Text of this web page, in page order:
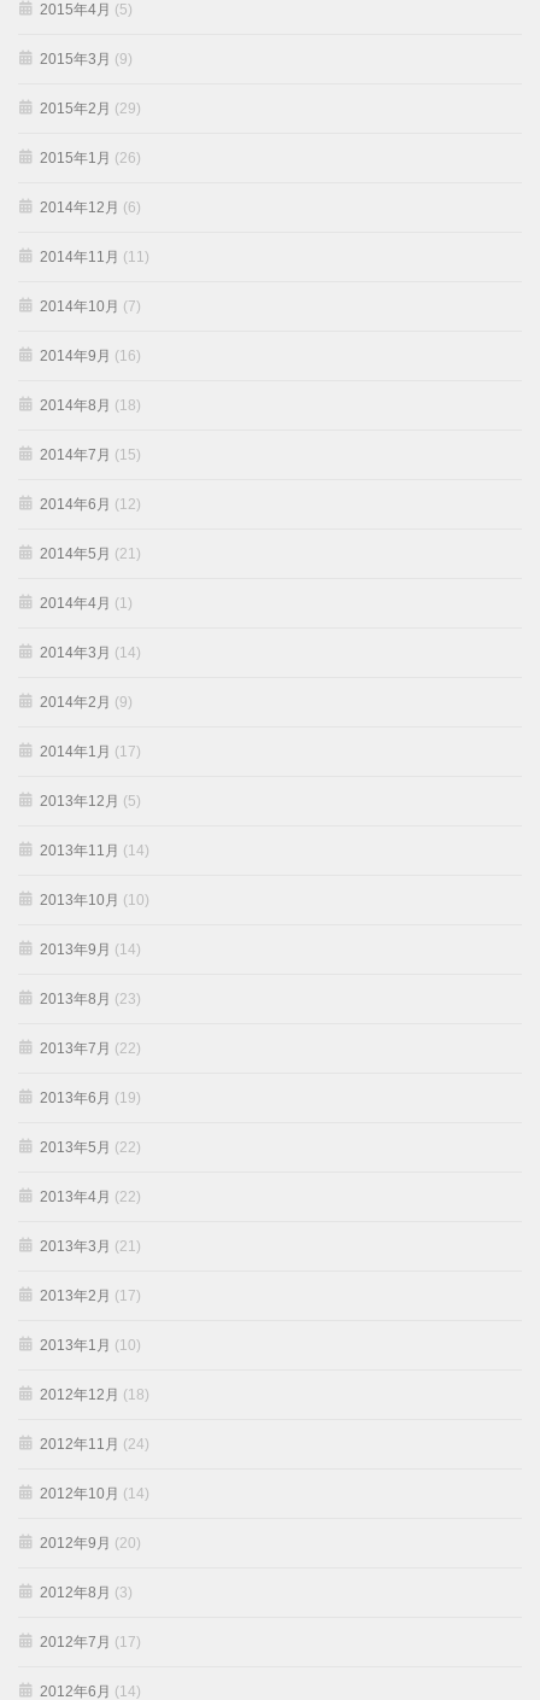
2015年4月 (5)
2015年3月 (9)
2015年2月 (29)
2015年1月 (26)
2014年12月 (6)
2014年11月 (11)
2014年10月 (7)
2014年9月 (16)
2014年8月 (18)
2014年7月 (15)
2014年6月 (12)
2014年5月 (21)
2014年4月 (1)
2014年3月 (14)
2014年2月 (9)
2014年1月 (17)
2013年12月 (5)
2013年11月 (14)
2013年10月 (10)
2013年9月 (14)
2013年8月 (23)
2013年7月 (22)
2013年6月 (19)
2013年5月 (22)
2013年4月 (22)
2013年3月 (21)
2013年2月 (17)
2013年1月 (10)
2012年12月 (18)
2012年11月 (24)
2012年10月 (14)
2012年9月 (20)
2012年8月 (3)
2012年7月 (17)
2012年6月 (14)